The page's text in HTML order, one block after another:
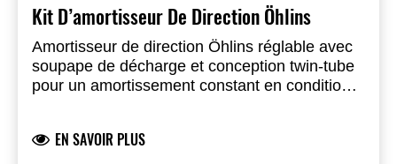
Kit D’amortisseur De Direction Öhlins
Amortisseur de direction Öhlins réglable avec
soupape de décharge et conception twin-tube
pour un amortissement constant en conditions
EN SAVOIR PLUS